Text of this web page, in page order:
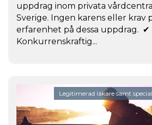
uppdrag inom privata
Sverige. Ingen karens eller krav
erfarenhet på dessa uppdrag. ✔
Konkurrenskraftig...
Legitimerad läkare samt